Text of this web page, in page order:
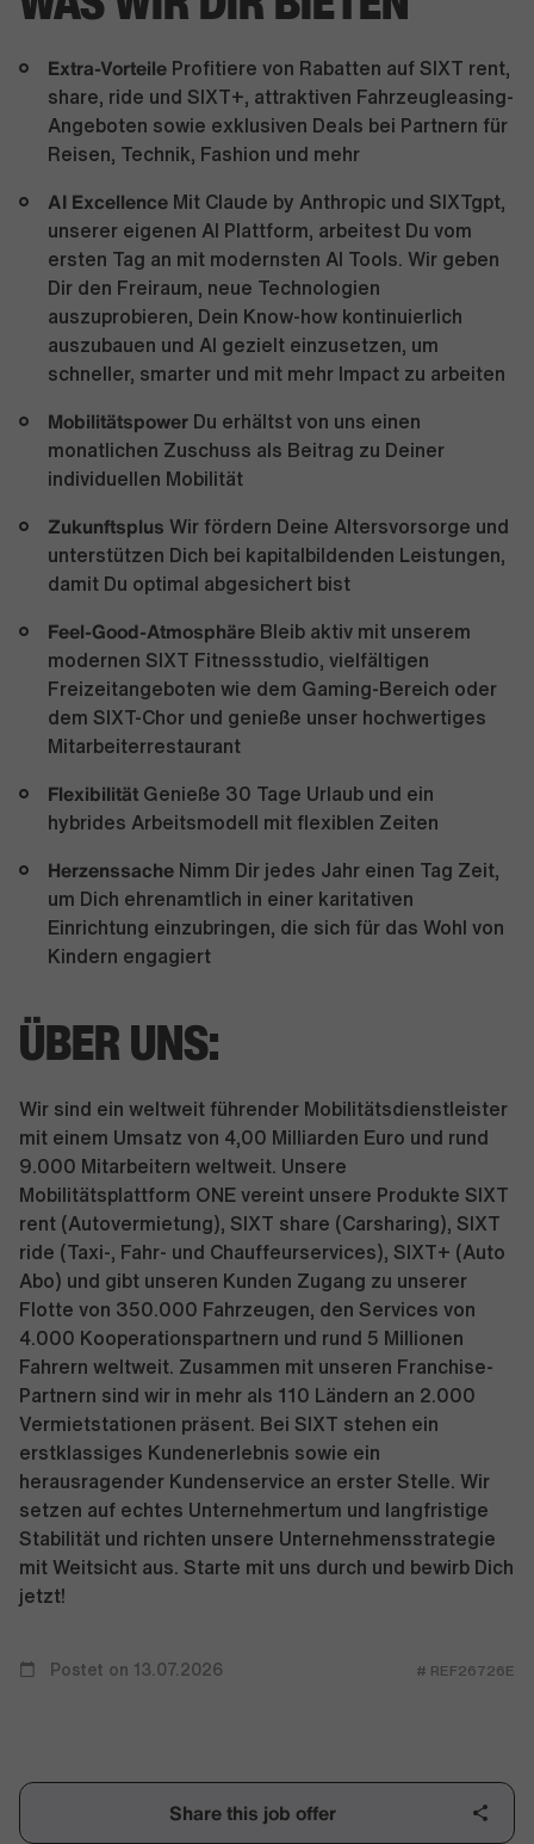
Extra-Vorteile Profitiere von Rabatten auf SIXT rent,
share, ride und SIXT+, attraktiven Fahrzeugleasing-
Angeboten sowie exklusiven Deals bei Partnern für
Reisen, Technik, Fashion und mehr
AI Excellence Mit Claude by Anthropic und SIXTgpt,
unserer eigenen AI Plattform, arbeitest Du vom
ersten Tag an mit modernsten AI Tools. Wir geben
Dir den Freiraum, neue Technologien
auszuprobieren, Dein Know-how kontinuierlich
auszubauen und AI gezielt einzusetzen, um
schneller, smarter und mit mehr Impact zu arbeiten
Mobilitätspower Du erhältst von uns einen
monatlichen Zuschuss als Beitrag zu Deiner
individuellen Mobilität
Zukunftsplus Wir fördern Deine Altersvorsorge und
unterstützen Dich bei kapitalbildenden Leistungen,
damit Du optimal abgesichert bist
Feel-Good-Atmosphäre Bleib aktiv mit unserem
modernen SIXT Fitnessstudio, vielfältigen
Freizeitangeboten wie dem Gaming-Bereich oder
dem SIXT-Chor und genieße unser hochwertiges
Mitarbeiterrestaurant
Flexibilität Genieße 30 Tage Urlaub und ein
hybrides Arbeitsmodell mit flexiblen Zeiten
Herzenssache Nimm Dir jedes Jahr einen Tag Zeit,
um Dich ehrenamtlich in einer karitativen
Einrichtung einzubringen, die sich für das Wohl von
Kindern engagiert
ÜBER UNS:
Wir sind ein weltweit führender Mobilitätsdienstleister
mit einem Umsatz von 4,00 Milliarden Euro und rund
9.000 Mitarbeitern weltweit. Unsere
Mobilitätsplattform ONE vereint unsere Produkte SIXT
rent (Autovermietung), SIXT share (Carsharing), SIXT
ride (Taxi-, Fahr- und Chauffeurservices), SIXT+ (Auto
Abo) und gibt unseren Kunden Zugang zu unserer
Flotte von 350.000 Fahrzeugen, den Services von
4.000 Kooperationspartnern und rund 5 Millionen
Fahrern weltweit. Zusammen mit unseren Franchise-
Partnern sind wir in mehr als 110 Ländern an 2.000
Vermietstationen präsent. Bei SIXT stehen ein
erstklassiges Kundenerlebnis sowie ein
herausragender Kundenservice an erster Stelle. Wir
setzen auf echtes Unternehmertum und langfristige
Stabilität und richten unsere Unternehmensstrategie
mit Weitsicht aus. Starte mit uns durch und bewirb Dich
jetzt!
Postet on 13.07.2026 # REF26726E
Share this job offer